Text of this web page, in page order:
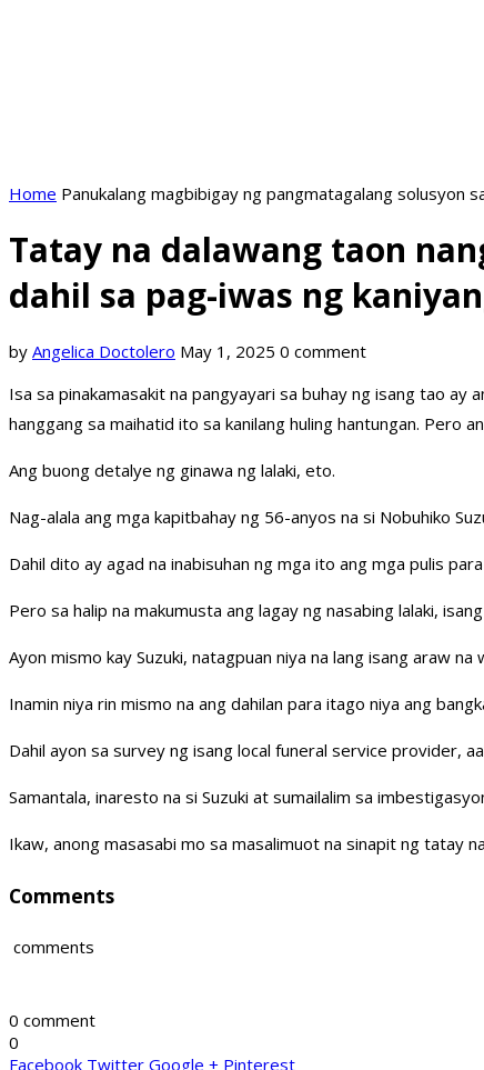
Home Panukalang magbibigay ng pangmatagalang solusyon
Tatay na dalawang taon
dahil sa pag-iwas ng
by Angelica Doctolero May 1, 2025 0 comment
Isa sa pinakamasakit na pangyayari sa buhay ng isang tao ay
hanggang sa maihatid ito sa kanilang huling hantungan. Pero
Ang buong detalye ng ginawa ng lalaki, eto.
Nag-alala ang mga kapitbahay ng 56-anyos na si Nobuhiko
Dahil dito ay agad na inabisuhan ng mga ito ang mga pulis
Pero sa halip na makumusta ang lagay ng nasabing lalaki,
Ayon mismo kay Suzuki, natagpuan niya na lang isang araw
Inamin niya rin mismo na ang dahilan para itago niya ang
Dahil ayon sa survey ng isang local funeral service provider,
Samantala, inaresto na si Suzuki at sumailalim sa
Ikaw, anong masasabi mo sa masalimuot na sinapit ng tatay
Comments
comments
0 comment
0
Facebook Twitter Google + Pinterest